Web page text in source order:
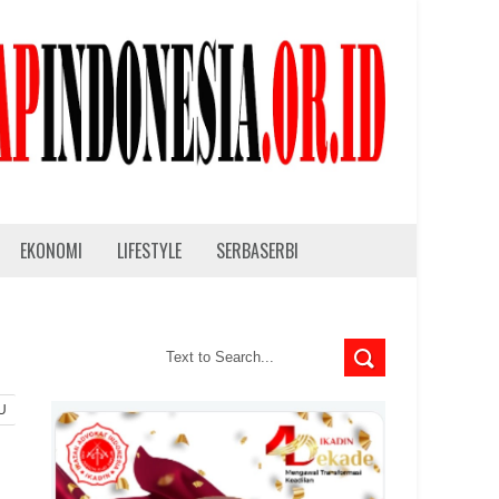
EKONOMI LIFESTYLE SERBASERBI